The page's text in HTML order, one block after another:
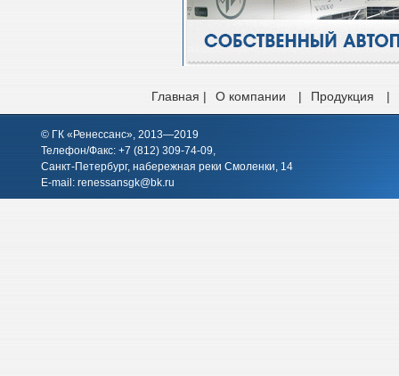
Главная | О компании | Продукция |
© ГК «Ренессанс», 2013—2019
Телефон/Факс: +7 (812) 309-74-09,
Санкт-Петербург, набережная реки Смоленки, 14
E-mail: renessansgk@bk.ru